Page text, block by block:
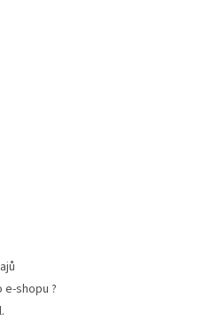
shopu ?